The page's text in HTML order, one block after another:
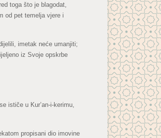
toga što je blagodat,
od pet temelja vjere i
imetak neće umanjiti;
iz Svoje opskrbe
ističe u Kur’an-i-kerimu,
propisani dio imovine